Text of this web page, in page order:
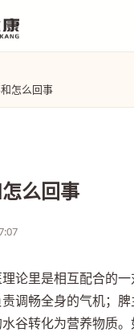
怎么回事
么回事
论里是相互配合的一
调畅全身的气机；
谷转化为营养物质